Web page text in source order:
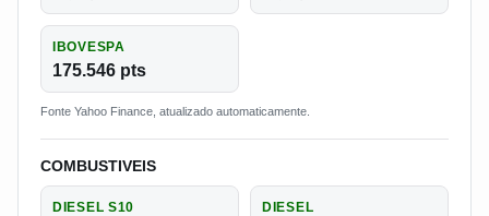
IBOVESPA
175.546 pts
Fonte Yahoo Finance, atualizado automaticamente.
COMBUSTIVEIS
DIESEL S10 DIESEL